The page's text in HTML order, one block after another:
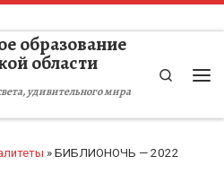
образование
области
удивительного мира
Search
» БИБЛИОНОЧЬ — 2022